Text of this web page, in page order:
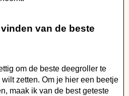
van de beste
om de beste deegroller te
zetten. Om je hier een beetje
maak ik van de best geteste